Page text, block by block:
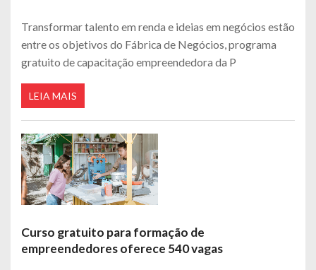
Transformar talento em renda e ideias em negócios estão
entre os objetivos do Fábrica de Negócios, programa
gratuito de capacitação empreendedora da P
LEIA MAIS
Curso gratuito para formação de
empreendedores oferece 540 vagas